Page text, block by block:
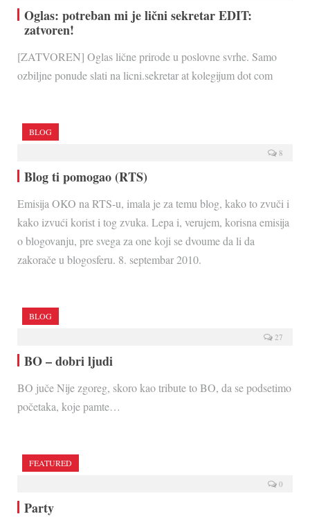
Oglas: potreban mi je lični sekretar EDIT:
zatvoren!
[ZATVOREN] Oglas lične prirode u poslovne svrhe. Samo
ozbiljne ponude slati na licni.sekretar at kolegijum dot com
BLOG
8
Blog ti pomogao (RTS)
Emisija OKO na RTS-u, imala je za temu blog, kako to zvuči i
kako izvući korist i tog zvuka. Lepa i, verujem, korisna emisija
o blogovanju, pre svega za one koji se dvoume da li da
zakorače u blogosferu. 8. septembar 2010.
BLOG
27
BO – dobri ljudi
BO juče Nije zgoreg, skoro kao tribute to BO, da se podsetimo
početaka, koje pamte…
FEATURED
0
Party